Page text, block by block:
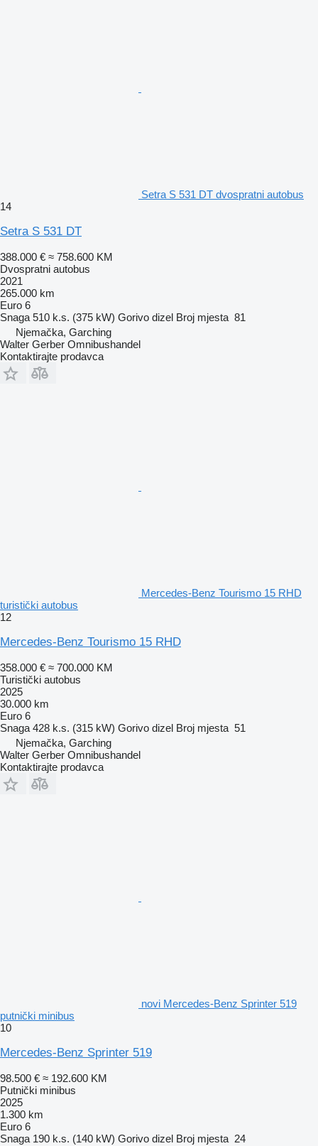
Setra S 531 DT dvospratni autobus
14
Setra S 531 DT
388.000 € ≈ 758.600 KM
Dvospratni autobus
2021
265.000 km
Euro 6
Snaga 510 k.s. (375 kW) Gorivo dizel Broj mjesta 81
Njemačka, Garching
Walter Gerber Omnibushandel
Kontaktirajte prodavca
Mercedes-Benz Tourismo 15 RHD
turistički autobus
12
Mercedes-Benz Tourismo 15 RHD
358.000 € ≈ 700.000 KM
Turistički autobus
2025
30.000 km
Euro 6
Snaga 428 k.s. (315 kW) Gorivo dizel Broj mjesta 51
Njemačka, Garching
Walter Gerber Omnibushandel
Kontaktirajte prodavca
novi Mercedes-Benz Sprinter 519
putnički minibus
10
Mercedes-Benz Sprinter 519
98.500 € ≈ 192.600 KM
Putnički minibus
2025
1.300 km
Euro 6
Snaga 190 k.s. (140 kW) Gorivo dizel Broj mjesta 24